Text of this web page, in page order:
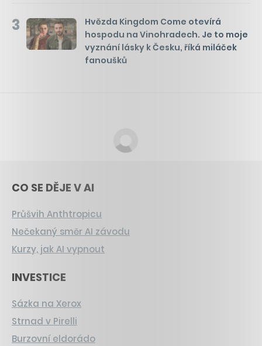
3
Hvězda Kingdom Come otevírá
hospodu na Vinohradech. Je to moje
vyznání lásky k Česku, říká miláček
fanoušků
CO SE DĚJE V AI
Průšvih Anthtropicu
Nečekaný směr AI závodu
Kurzy, jak AI vypnout
INVESTICE
Sázka na Xerox
Strnad v Pirelli
Burzovní eldorádo